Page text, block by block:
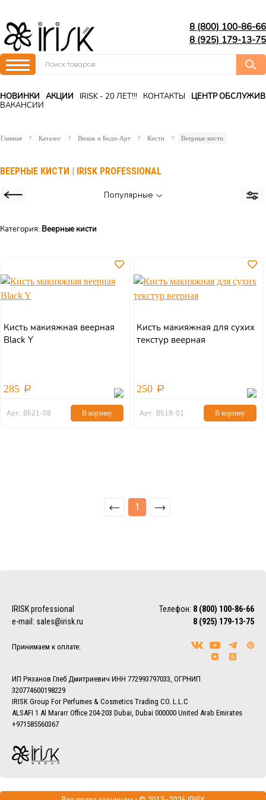
8 (800) 100-86-66
8 (925) 179-13-75
НОВИНКИ АКЦИИ IRISK - 20 ЛЕТ!!! КОНТАКТЫ
ЦЕНТР
ВАКАНСИИ
Главная Каталог Визаж и Боди-Арт Кисти Веерные кисти
ВЕЕРНЫЕ КИСТИ | IRISK PROFESSIONAL
Популярные
Категория: Веерные кисти
Кисть макияжная веерная
Black Y
285
Арт.: В521-08 В корзину
Кисть макияжная для сухих
текстур веерная
250
Арт.: В518-01 В корзину
1
IRISK professional Телефон: 8 (800) 100-86-66
8 (925) 179-13-75
e-mail: sales@irisk.ru
Принимаем к оплате:
ИП Рязанов Глеб Дмитриевич ИНН 772993797033, ОГРНИП
320774600198229
IRISK Group For Perfumes & Cosmetics Trading CO. L.L.C
ALSAFI 1 Al Mararr Office 204-203 Dubai, Dubai 000000 United Arab Emirates
+971585560367